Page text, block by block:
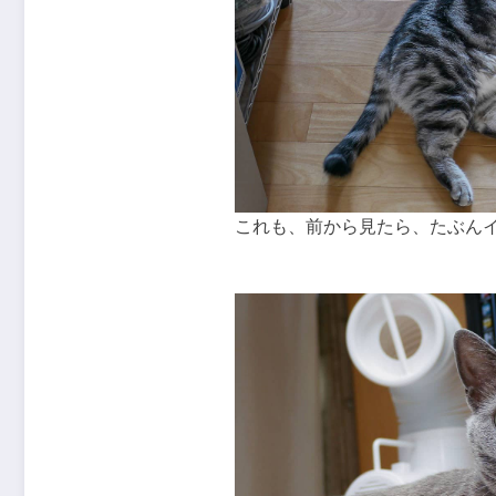
これも、前から見たら、たぶん